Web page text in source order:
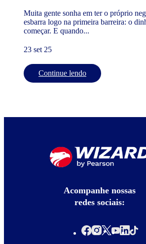
Muita gente sonha em ter o próprio
esbarra logo na primeira barreira: o
começar. E quando...
23 set 25
Continue lendo
Acompanhe nossas
redes sociais: